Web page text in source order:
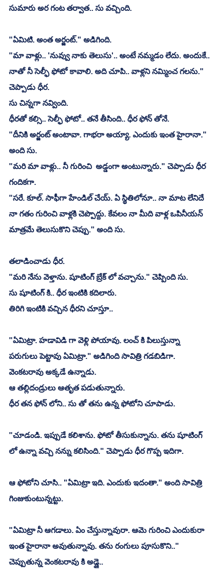
సుమారు అర గంట తర్వాత.. సు వచ్చింది.
"ఏమిటి. అంత అర్జంట్." అడిగింది.
"మా వాళ్లు.. 'నువ్వు నాకు తెలుసు'.. అంటే నమ్మడం లేదు. అందుకే..
నాతో నీ సెల్ఫీ ఫోటో కావాలి. అది చూపి.. వాళ్లని నమ్మించ గలను."
చెప్పాడు ధీర.
సు చిన్నగా నవ్వింది.
ధీరతో కల్సి.. సెల్ఫీ ఫోటో.. తనే తీసింది.. ధీర ఫోన్ తోనే.
"దీనికి అర్జంట్ అంటావా. గాభరా అయ్యా. ఎందుకు ఇంత హైరానా."
అంది సు.
"మరి మా వాళ్లు.. నీ గురించి  అడ్డంగా అంటున్నారు." చెప్పాడు ధీర
"సరే. కూల్. సాఫీగా హేండిల్ చేయ్. ఏ స్థితిలోనూ.. నా మాట లేనిదే
నా గతం గురించి వాళ్లకి చెప్పొద్దు. కేవలం నా మీది వాళ్ల ఒపినీయన్
మాత్రమే తెలుసుకొని చెప్పు." అంది సు.
తలాడించాడు ధీర.
"మరి నేను వెళ్తాను. షూటింగ్ బ్రేక్ లో వచ్చాను." చెప్పింది సు.
సు షూటింగ్ కి.. ధీర ఇంటికి కదిలారు.
తిరిగి ఇంటికి వచ్చిన ధీరని చూస్తూ..
"ఏమిట్రా. హడావిడి గా వెళ్లి పోయావు. లంచ్ కి పిలుస్తున్నా
పరుగులు పెట్టావు ఏమిట్రా." అడిగింది సావిత్రి గడబిడిగా.
వెంకటరావు అక్కడే ఉన్నాడు.
ఆ తల్లిదండ్రులు ఆతృత పడుతున్నారు.
ధీర తన ఫోన్ లోని.. సు తో తను ఉన్న ఫోటోని చూపాడు.
"చూడండి. ఇప్పుడే కలిశాను. ఫోటో తీసుకున్నాను. తను షూటింగ్
లో ఉన్నా వచ్చి నన్ను కలిసింది." చెప్పాడు ధీర గొప్ప ఇదిగా.
ఆ ఫోటోని చూసి.. "ఏమిట్రా ఇది. ఎందుకు ఇదంతా." అంది సావిత్రి
గింజుకుంటున్నట్టు.
"ఏమిట్రా నీ ఆగడాలు. ఏం చేస్తున్నావురా. ఆమె గురించి ఎందుకురా
ఇంత హైరానా అవుతున్నావు. తను రంగులు పూసుకొని.."
చెప్పుతున్న వెంకటరావు కి అడ్డై..